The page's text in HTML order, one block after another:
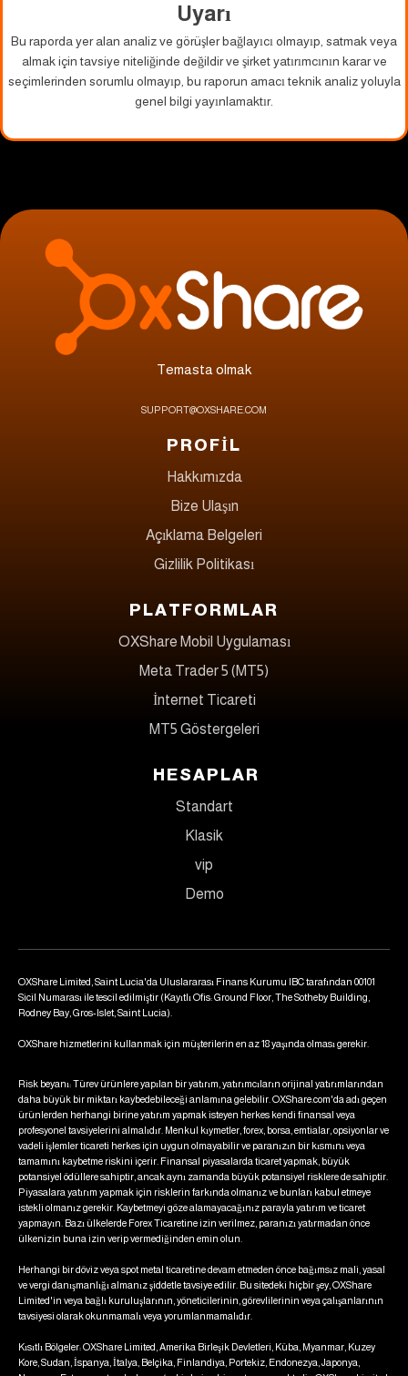
Uyarı
Bu raporda yer alan analiz ve görüşler bağlayıcı olmayıp, satmak veya
almak için tavsiye niteliğinde değildir ve şirket yatırımcının karar ve
seçimlerinden sorumlu olmayıp, bu raporun amacı teknik analiz yoluyla
genel bilgi yayınlamaktır.
Temasta olmak
SUPPORT@OXSHARE.COM
PROFİL
Hakkımızda
Bize Ulaşın
Açıklama Belgeleri
Gizlilik Politikası
PLATFORMLAR
OXShare Mobil Uygulaması
Meta Trader 5 (MT5)
İnternet Ticareti
MT5 Göstergeleri
HESAPLAR
Standart
Klasik
vip
Demo
OXShare Limited, Saint Lucia'da Uluslararası Finans Kurumu IBC tarafından 00101
Sicil Numarası ile tescil edilmiştir (Kayıtlı Ofis: Ground Floor, The Sotheby Building,
Rodney Bay, Gros-Islet, Saint Lucia).
OXShare hizmetlerini kullanmak için müşterilerin en az 18 yaşında olması gerekir.
Risk beyanı: Türev ürünlere yapılan bir yatırım, yatırımcıların orijinal yatırımlarından
daha büyük bir miktarı kaybedebileceği anlamına gelebilir. OXShare.com'da adı geçen
ürünlerden herhangi birine yatırım yapmak isteyen herkes kendi finansal veya
profesyonel tavsiyelerini almalıdır. Menkul kıymetler, forex, borsa, emtialar, opsiyonlar ve
vadeli işlemler ticareti herkes için uygun olmayabilir ve paranızın bir kısmını veya
tamamını kaybetme riskini içerir. Finansal piyasalarda ticaret yapmak, büyük
potansiyel ödüllere sahiptir, ancak aynı zamanda büyük potansiyel risklere de sahiptir.
Piyasalara yatırım yapmak için risklerin farkında olmanız ve bunları kabul etmeye
istekli olmanız gerekir. Kaybetmeyi göze alamayacağınız parayla yatırım ve ticaret
yapmayın. Bazı ülkelerde Forex Ticaretine izin verilmez, paranızı yatırmadan önce
ülkenizin buna izin verip vermediğinden emin olun.
Herhangi bir döviz veya spot metal ticaretine devam etmeden önce bağımsız mali, yasal
ve vergi danışmanlığı almanız şiddetle tavsiye edilir. Bu sitedeki hiçbir şey, OXShare
Limited'in veya bağlı kuruluşlarının, yöneticilerinin, görevlilerinin veya çalışanlarının
tavsiyesi olarak okunmamalı veya yorumlanmamalıdır.
Kısıtlı Bölgeler: OXShare Limited, Amerika Birleşik Devletleri, Küba, Myanmar, Kuzey
Kore, Sudan, İspanya, İtalya, Belçika, Finlandiya, Portekiz, Endonezya, Japonya,